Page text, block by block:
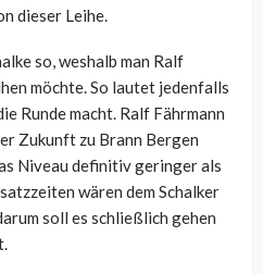
dieser Leihe.
so, weshalb man Ralf
möchte. So lautet jedenfalls
Runde macht. Ralf Fährmann
Zukunft zu Brann Bergen
Niveau definitiv geringer als
wären dem Schalker
soll es schließlich gehen